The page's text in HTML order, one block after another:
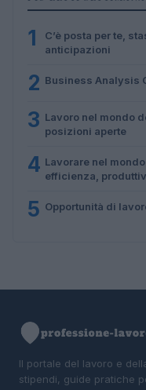
1
C’è posta per te,
anticipazioni
2 Business Analysis
3 Lavoro nel mondo
posizioni aperte
4 Lavorare nel
efficienza,
5 Opportunità di
Il portale del lavoro e
stipendi, guide pratiche